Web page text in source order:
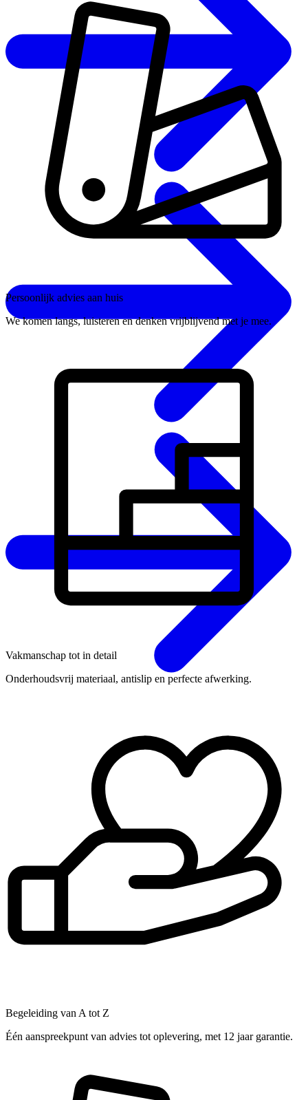
Persoonlijk advies aan huis
We komen langs, luisteren en denken vrijblijvend met je mee.
Vakmanschap tot in detail
Onderhoudsvrij materiaal, antislip en perfecte afwerking.
Begeleiding van A tot Z
Één aanspreekpunt van advies tot oplevering, met 12 jaar garantie.